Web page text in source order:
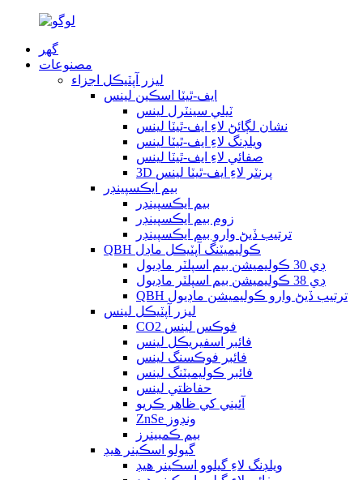
گھر
مصنوعات
ليزر آپٽيڪل اجزاء
ايف-ٿيٽا اسڪين لينس
ٽيلي سينٽرل لينس
نشان لڳائڻ لاءِ ايف-ٿيٽا لينس
ويلڊنگ لاءِ ايف-ٿيٽا لينس
صفائي لاءِ ايف-ٿيٽا لينس
3D پرنٽر لاءِ ايف-ٿيٽا لينس
بيم ايڪسپينڊر
بيم ايڪسپينڊر
زوم بيم ايڪسپينڊر
ترتيب ڏيڻ وارو بيم ايڪسپينڊر
QBH ڪوليميٽنگ آپٽيڪل ماڊل
ڊي 30 ڪوليميشن بيم اسپلٽر ماڊيول
ڊي 38 ڪوليميشن بيم اسپلٽر ماڊيول
QBH ترتيب ڏيڻ وارو ڪوليميشن ماڊيول
ليزر آپٽيڪل لينس
CO2 فوڪس لينس
فائبر اسفيريڪل لينس
فائبر فوڪسنگ لينس
فائبر ڪوليميٽنگ لينس
حفاظتي لينس
آئيني کي ظاهر ڪريو
ZnSe ونڊوز
بيم ڪمبينرز
گيولو اسڪينر هيڊ
ويلڊنگ لاءِ گيلوو اسڪينر هيڊ